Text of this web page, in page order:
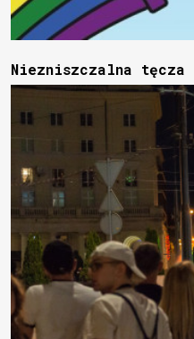
Niezniszczalna tęcza